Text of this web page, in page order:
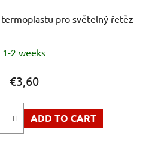
termoplastu pro světelný řetěz
1-2 weeks
€3,60
ADD TO CART